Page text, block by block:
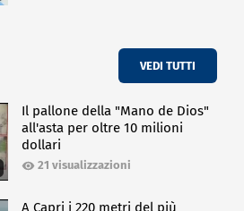
VEDI TUTTI
Il pallone della "Mano de Dios"
all'asta per oltre 10 milioni
dollari
21 visualizzazioni
A Capri i 220 metri del più